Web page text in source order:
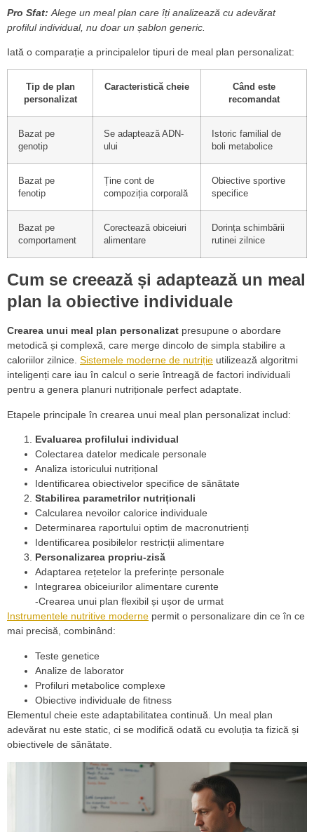
Pro Sfat: Alege un meal plan care îți analizează cu adevărat
profilul individual, nu doar un șablon generic.
Iată o comparație a principalelor tipuri de meal plan personalizat:
Tip de plan
personalizat
Caracteristică cheie
Când este
recomandat
Bazat pe
genotip
Se adaptează ADN-
ului
Istoric familial de
boli metabolice
Bazat pe
fenotip
Ține cont de
compoziția corporală
Obiective sportive
specifice
Bazat pe
comportament
Corectează obiceiuri
alimentare
Dorința schimbării
rutinei zilnice
Cum se creează și adaptează un meal
plan la obiective individuale
Crearea unui meal plan personalizat presupune o abordare
metodică și complexă, care merge dincolo de simpla stabilire a
caloriilor zilnice. Sistemele moderne de nutriție utilizează algoritmi
inteligenți care iau în calcul o serie întreagă de factori individuali
pentru a genera planuri nutriționale perfect adaptate.
Etapele principale în crearea unui meal plan personalizat includ:
Evaluarea profilului individual
Colectarea datelor medicale personale
Analiza istoricului nutrițional
Identificarea obiectivelor specifice de sănătate
Stabilirea parametrilor nutriționali
Calcularea nevoilor calorice individuale
Determinarea raportului optim de macronutrienți
Identificarea posibilelor restricții alimentare
Personalizarea propriu-zisă
Adaptarea rețetelor la preferințe personale
Integrarea obiceiurilor alimentare curente
-Crearea unui plan flexibil și ușor de urmat
Instrumentele nutritive moderne permit o personalizare din ce în ce
mai precisă, combinând:
Teste genetice
Analize de laborator
Profiluri metabolice complexe
Obiective individuale de fitness
Elementul cheie este adaptabilitatea continuă. Un meal plan
adevărat nu este static, ci se modifică odată cu evoluția ta fizică și
obiectivele de sănătate.